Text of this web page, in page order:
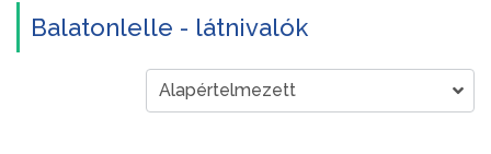
Balatonlelle - látnivalók